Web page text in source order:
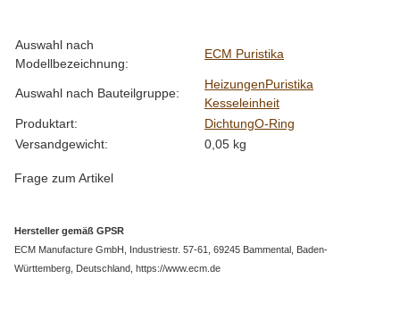
Produkteigenschaft
Wert
Auswahl nach
Modellbezeichnung:
ECM Puristika
Auswahl nach Bauteilgruppe:
HeizungenPuristika
Kesseleinheit
Produktart:
DichtungO-Ring
Versandgewicht:
0,05 kg
Frage zum Artikel
Hersteller gemäß GPSR
ECM Manufacture GmbH, Industriestr. 57-61, 69245 Bammental, Baden-
Württemberg, Deutschland, https://www.ecm.de